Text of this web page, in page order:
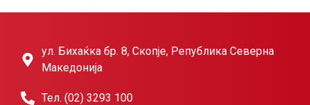
ул. Бихаќка бр. 8, Скопје, Република Северна
Македонија
Тел. (02) 3293 100